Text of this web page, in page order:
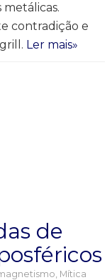
contradição e
Ler mais»
de
, Mítica